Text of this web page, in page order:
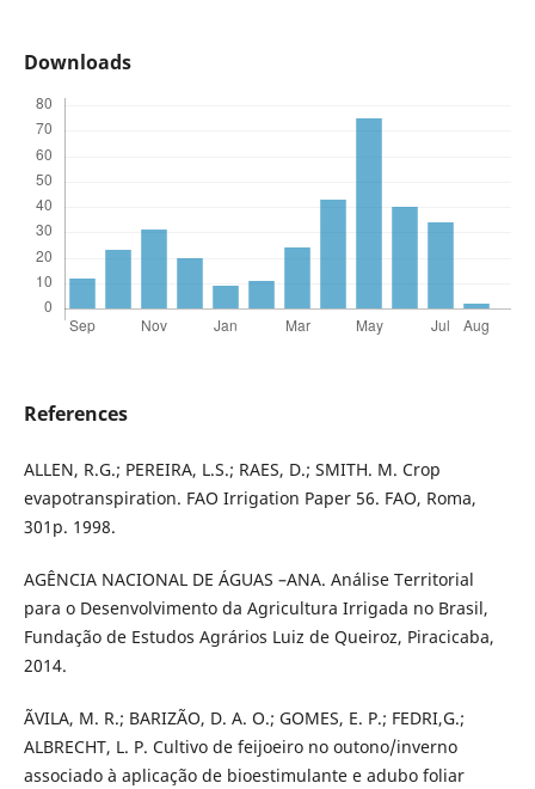
Downloads
References
ALLEN, R.G.; PEREIRA, L.S.; RAES, D.; SMITH. M. Crop
evapotranspiration. FAO Irrigation Paper 56. FAO, Roma,
301p. 1998.
AGÊNCIA NACIONAL DE ÁGUAS –ANA. Análise Territorial
para o Desenvolvimento da Agricultura Irrigada no Brasil,
Fundação de Estudos Agrários Luiz de Queiroz, Piracicaba,
2014.
ÃVILA, M. R.; BARIZÃO, D. A. O.; GOMES, E. P.; FEDRI,G.;
ALBRECHT, L. P. Cultivo de feijoeiro no outono/inverno
associado à aplicação de bioestimulante e adubo foliar